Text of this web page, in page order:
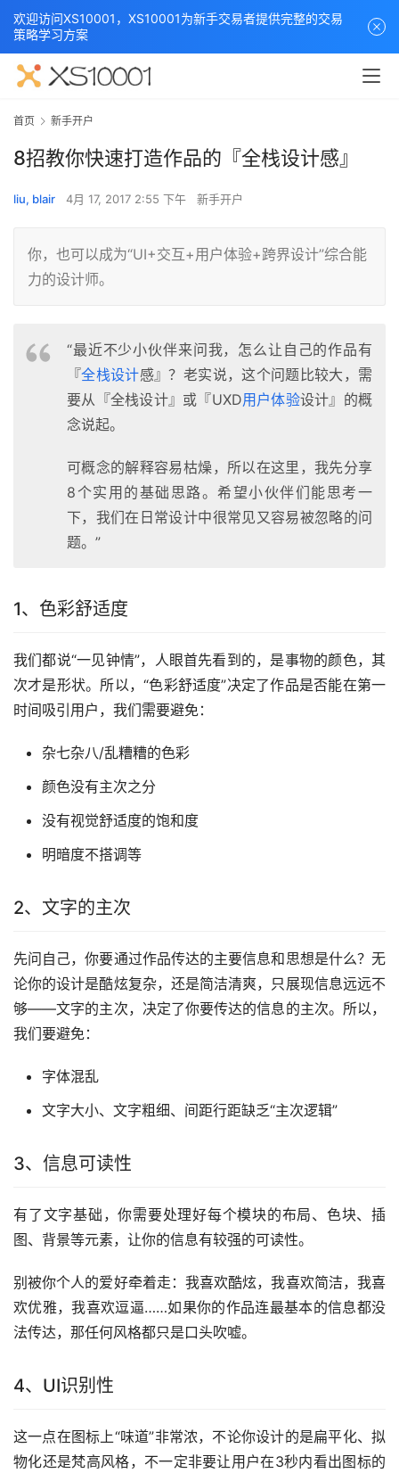
首页 新手开户
8招教你快速打造作品的『全栈设计感』
liu, blair 4月 17, 2017 2:55 下午 新手开户
你，也可以成为“UI+交互+用户体验+跨界设计”综合能
力的设计师。
“最近不少小伙伴来问我，怎么让自己的作品有
『全栈设计感』？老实说，这个问题比较大，需
要从『全栈设计』或『UXD用户体验设计』的概
念说起。
可概念的解释容易枯燥，所以在这里，我先分享
8个实用的基础思路。希望小伙伴们能思考一
下，我们在日常设计中很常见又容易被忽略的问
题。”
1、色彩舒适度
我们都说“一见钟情”，人眼首先看到的，是事物的颜色，其
次才是形状。所以，“色彩舒适度”决定了作品是否能在第一
时间吸引用户，我们需要避免：
杂七杂八/乱糟糟的色彩
颜色没有主次之分
没有视觉舒适度的饱和度
明暗度不搭调等
2、文字的主次
先问自己，你要通过作品传达的主要信息和思想是什么？无
论你的设计是酷炫复杂，还是简洁清爽，只展现信息远远不
够——文字的主次，决定了你要传达的信息的主次。所以，
我们要避免：
字体混乱
文字大小、文字粗细、间距行距缺乏“主次逻辑”
3、信息可读性
有了文字基础，你需要处理好每个模块的布局、色块、插
图、背景等元素，让你的信息有较强的可读性。
别被你个人的爱好牵着走：我喜欢酷炫，我喜欢简洁，我喜
欢优雅，我喜欢逗逼……如果你的作品连最基本的信息都没
法传达，那任何风格都只是口头吹嘘。
4、UI识别性
这一点在图标上“味道”非常浓，不论你设计的是扁平化、拟
物化还是梵高风格，不一定非要让用户在3秒内看出图标的
欢迎访问XS10001，XS10001为新手交易者提供完整的交易
策略学习方案